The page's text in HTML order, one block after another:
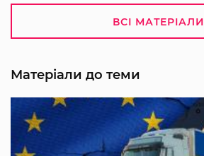
ВСІ МАТЕРІАЛИ
Матеріали до теми